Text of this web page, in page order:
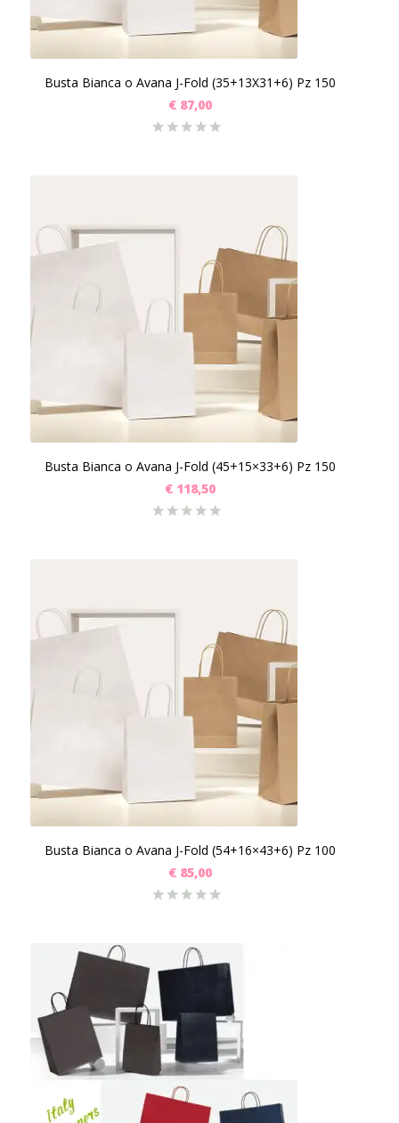
Busta Bianca o Avana J-Fold (35+13X31+6) Pz 150
€ 87,00
Busta Bianca o Avana J-Fold (45+15×33+6) Pz 150
€ 118,50
Busta Bianca o Avana J-Fold (54+16×43+6) Pz 100
€ 85,00